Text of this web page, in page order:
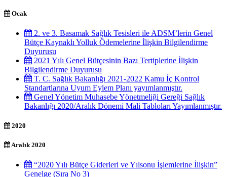
Ocak
2. ve 3. Basamak Sağlık Tesisleri ile ADSM’lerin Genel
Bütçe Kaynaklı Yolluk Ödemelerine İlişkin Bilgilendirme
Duyurusu
2021 Yılı Genel Bütçesinin Bazı Tertiplerine İlişkin
Bilgilendirme Duyurusu
T. C. Sağlık Bakanlığı 2021-2022 Kamu İç Kontrol
Standartlarına Uyum Eylem Planı yayımlanmıştır.
Genel Yönetim Muhasebe Yönetmeliği Gereği Sağlık
Bakanlığı 2020/Aralık Dönemi Mali Tabloları Yayımlanmıştır.
2020
Aralık 2020
“2020 Yılı Bütçe Giderleri ve Yılsonu İşlemlerine İlişkin”
Genelge (Sıra No 3)